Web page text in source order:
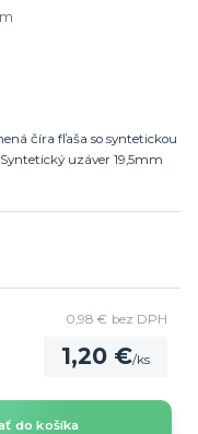
číra fľaša so syntetickou
uzáver 19,5mm
1,20 €/ks
0,98 € bez DPH
do košíka